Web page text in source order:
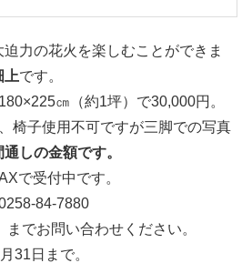
力の花火を楽しむことができま
上です。
㎝（約1坪）で30,000円。
椅子使用不可ですが三脚での写真
しの金額です。
で受付中です。
84-7880
でお問い合わせください。
31日まで。